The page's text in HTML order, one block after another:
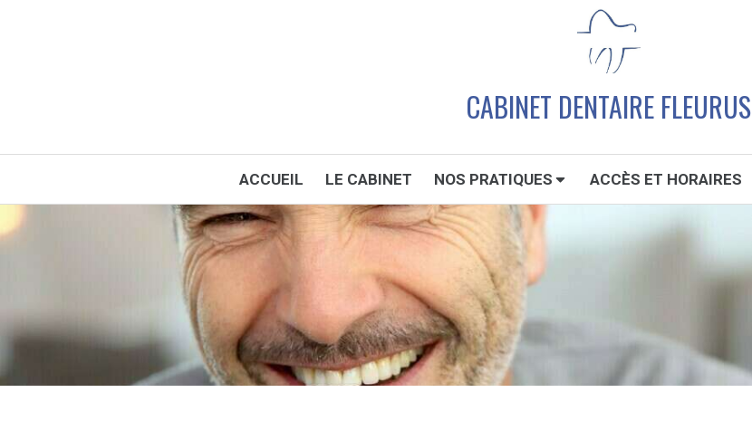
CABINET DENTAIRE FLEURUS
ACCUEIL LE CABINET NOS PRATIQUES ACCÈS ET HORAIRES